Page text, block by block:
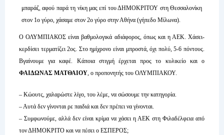
μπαράζ, αφού παρά τη νίκη μας επί του ΔΗΜΟΚΡΙΤΟΥ στη Θεσσαλονίκη
στον 1ο γύρο, χάσαμε στον 2ο γύρο στην Αθήνα (γήπεδο Μίλωνα).
Ο ΟΛΥΜΠΙΑΚΟΣ είναι βαθμολογικά αδιάφορος, όπως και η ΑΕΚ. Χάσει-
κερδίσει τερματίζει 2ος. Στο ημίχρονο είναι μπροστά, όχι πολύ, 5-6 πόντους.
Βγαίνουμε για καφέ. Κάποια στιγμή έρχεται προς το κυλικείο και ο
ΦΑΙΔΩΝΑΣ ΜΑΤΘΑΙΟΥ , ο προπονητής του ΟΛΥΜΠΙΑΚΟΥ.
– Κώουτς, χαλαρώστε λίγο, του λέμε, να σώσουμε την κατηγορία.
– Αυτά δεν γίνονται ρε παιδιά και δεν πρέπει να γίνονται.
– Συμφωνούμε, αλλά δεν είναι κρίμα να χάσει η ΑΕΚ στη Φιλαδέλφεια από
τον ΔΗΜΟΚΡΙΤΟ και να πέσει ο ΕΣΠΕΡΟΣ;